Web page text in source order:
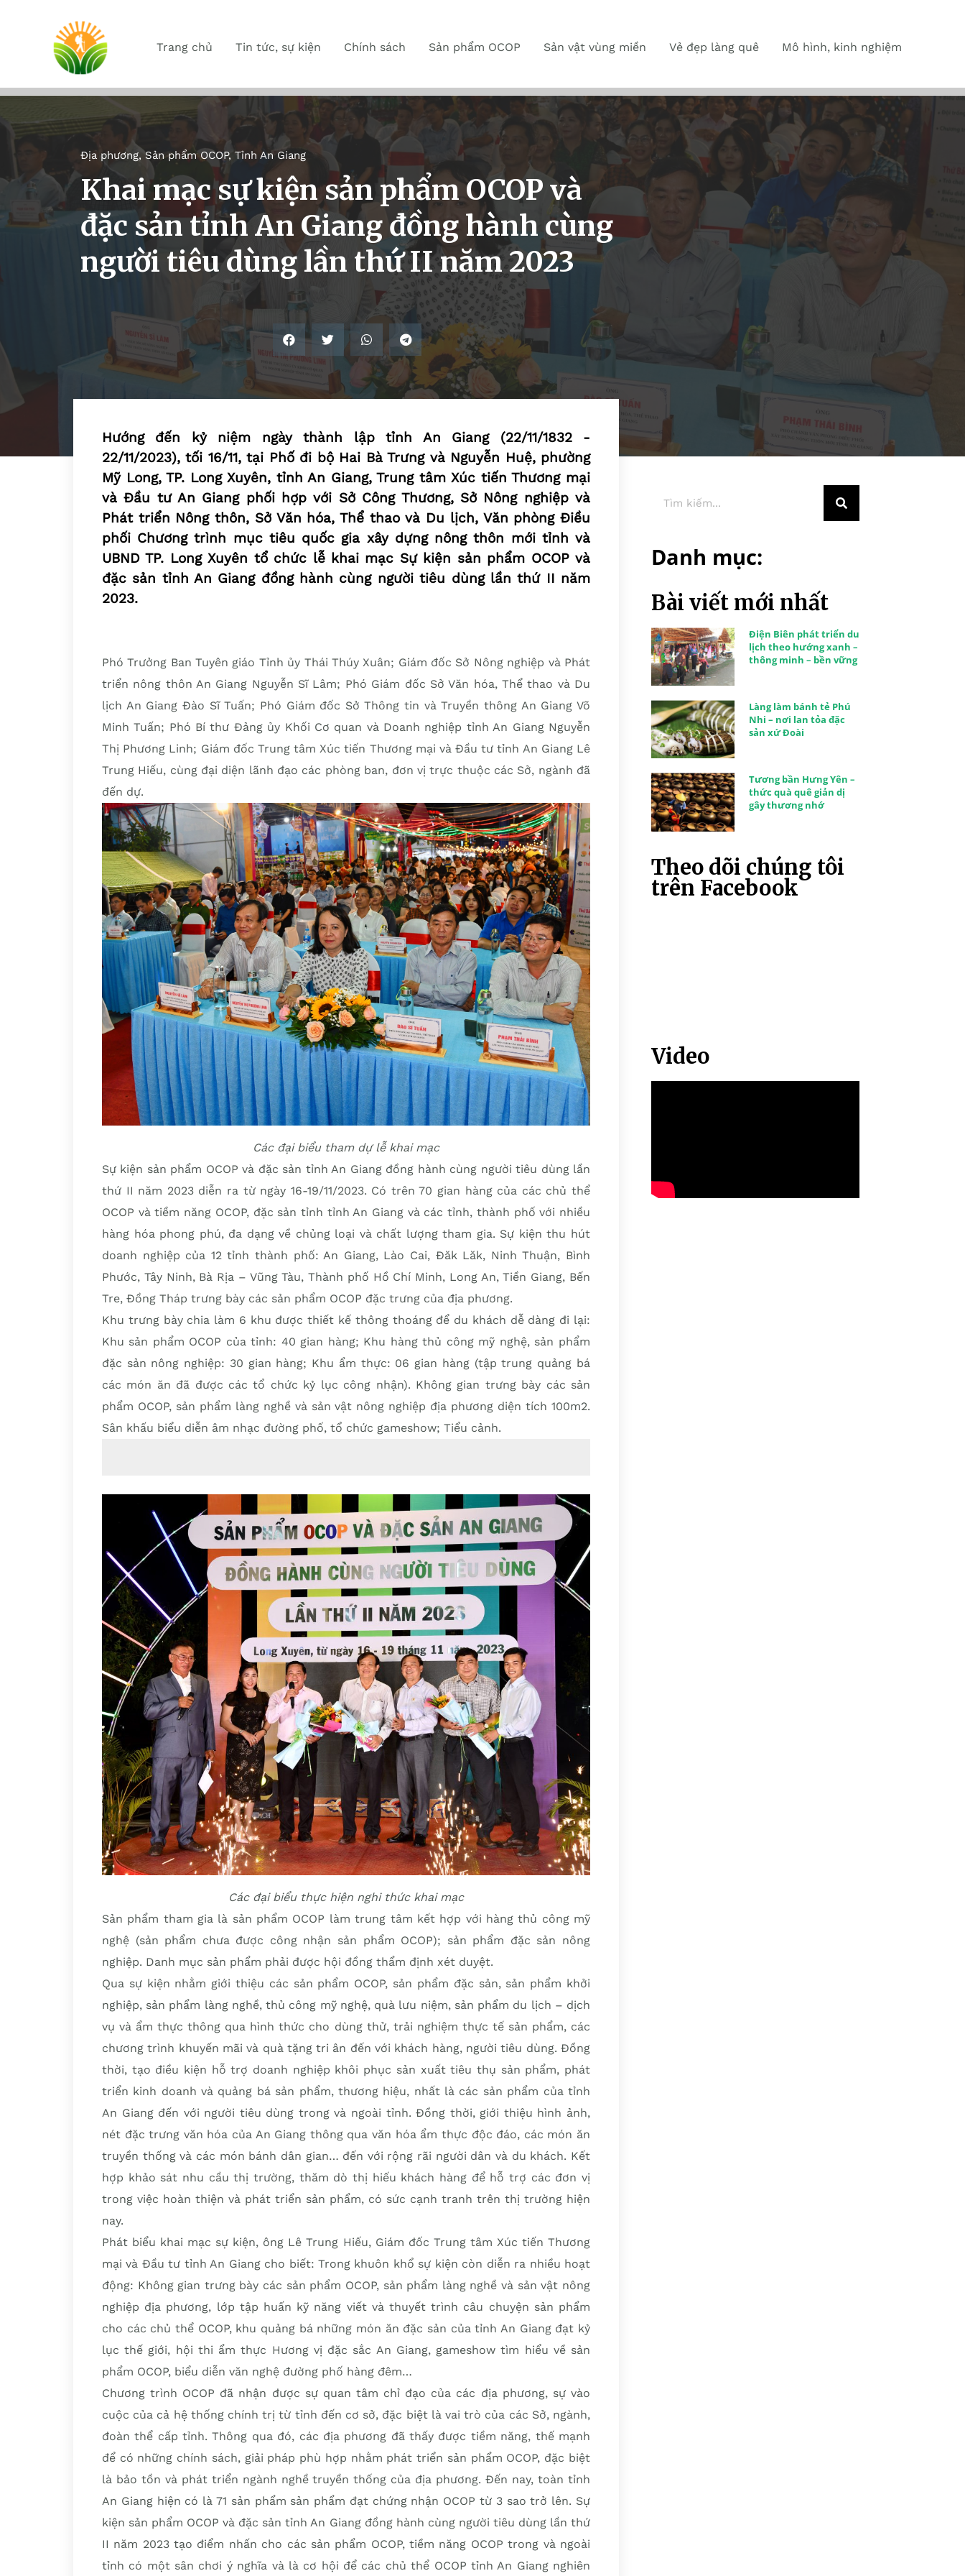
Trang chủ Tin tức, sự kiện Chính sách Sản phẩm OCOP Sản vật vùng miền Vẻ đẹp làng quê Mô hình, kinh nghiệm
Địa phương,Sản phẩm OCOP, Tỉnh An Giang
Khai mạc sự kiện sản phẩm OCOP và
đặc sản tỉnh An Giang đồng hành cùng
người tiêu dùng lần thứ II năm 2023
Hướng đến kỷ niệm ngày thành lập tỉnh An Giang (22/11/1832 -
22/11/2023), tối 16/11, tại Phố đi bộ Hai Bà Trưng và Nguyễn Huệ, phường
Mỹ Long, TP. Long Xuyên, tỉnh An Giang, Trung tâm Xúc tiến Thương mại
và Đầu tư An Giang phối hợp với Sở Công Thương, Sở Nông nghiệp và
Phát triển Nông thôn, Sở Văn hóa, Thể thao và Du lịch, Văn phòng Điều
phối Chương trình mục tiêu quốc gia xây dựng nông thôn mới tỉnh và
UBND TP. Long Xuyên tổ chức lễ khai mạc Sự kiện sản phẩm OCOP và
đặc sản tỉnh An Giang đồng hành cùng người tiêu dùng lần thứ II năm
2023.
Phó Trưởng Ban Tuyên giáo Tỉnh ủy Thái Thúy Xuân; Giám đốc Sở Nông nghiệp và Phát
triển nông thôn An Giang Nguyễn Sĩ Lâm; Phó Giám đốc Sở Văn hóa, Thể thao và Du
lịch An Giang Đào Sĩ Tuấn; Phó Giám đốc Sở Thông tin và Truyền thông An Giang Võ
Minh Tuấn; Phó Bí thư Đảng ủy Khối Cơ quan và Doanh nghiệp tỉnh An Giang Nguyễn
Thị Phương Linh; Giám đốc Trung tâm Xúc tiến Thương mại và Đầu tư tỉnh An Giang Lê
Trung Hiếu, cùng đại diện lãnh đạo các phòng ban, đơn vị trực thuộc các Sở, ngành đã
đến dự.
Các đại biểu tham dự lễ khai mạc
Sự kiện sản phẩm OCOP và đặc sản tỉnh An Giang đồng hành cùng người tiêu dùng lần
thứ II năm 2023 diễn ra từ ngày 16-19/11/2023. Có trên 70 gian hàng của các chủ thể
OCOP và tiềm năng OCOP, đặc sản tỉnh tỉnh An Giang và các tỉnh, thành phố với nhiều
hàng hóa phong phú, đa dạng về chủng loại và chất lượng tham gia. Sự kiện thu hút
doanh nghiệp của 12 tỉnh thành phố: An Giang, Lào Cai, Đăk Lăk, Ninh Thuận, Bình
Phước, Tây Ninh, Bà Rịa – Vũng Tàu, Thành phố Hồ Chí Minh, Long An, Tiền Giang, Bến
Tre, Đồng Tháp trưng bày các sản phẩm OCOP đặc trưng của địa phương.
Khu trưng bày chia làm 6 khu được thiết kế thông thoáng để du khách dễ dàng đi lại:
Khu sản phẩm OCOP của tỉnh: 40 gian hàng; Khu hàng thủ công mỹ nghệ, sản phẩm
đặc sản nông nghiệp: 30 gian hàng; Khu ẩm thực: 06 gian hàng (tập trung quảng bá
các món ăn đã được các tổ chức kỷ lục công nhận). Không gian trưng bày các sản
phẩm OCOP, sản phẩm làng nghề và sản vật nông nghiệp địa phương diện tích 100m2.
Sân khấu biểu diễn âm nhạc đường phố, tổ chức gameshow; Tiểu cảnh.
Các đại biểu thực hiện nghi thức khai mạc
Sản phẩm tham gia là sản phẩm OCOP làm trung tâm kết hợp với hàng thủ công mỹ
nghệ (sản phẩm chưa được công nhận sản phẩm OCOP); sản phẩm đặc sản nông
nghiệp. Danh mục sản phẩm phải được hội đồng thẩm định xét duyệt.
Qua sự kiện nhằm giới thiệu các sản phẩm OCOP, sản phẩm đặc sản, sản phẩm khởi
nghiệp, sản phẩm làng nghề, thủ công mỹ nghệ, quà lưu niệm, sản phẩm du lịch – dịch
vụ và ẩm thực thông qua hình thức cho dùng thử, trải nghiệm thực tế sản phẩm, các
chương trình khuyến mãi và quà tặng tri ân đến với khách hàng, người tiêu dùng. Đồng
thời, tạo điều kiện hỗ trợ doanh nghiệp khôi phục sản xuất tiêu thụ sản phẩm, phát
triển kinh doanh và quảng bá sản phẩm, thương hiệu, nhất là các sản phẩm của tỉnh
An Giang đến với người tiêu dùng trong và ngoài tỉnh. Đồng thời, giới thiệu hình ảnh,
nét đặc trưng văn hóa của An Giang thông qua văn hóa ẩm thực độc đáo, các món ăn
truyền thống và các món bánh dân gian… đến với rộng rãi người dân và du khách. Kết
hợp khảo sát nhu cầu thị trường, thăm dò thị hiếu khách hàng để hỗ trợ các đơn vị
trong việc hoàn thiện và phát triển sản phẩm, có sức cạnh tranh trên thị trường hiện
nay.
Phát biểu khai mạc sự kiện, ông Lê Trung Hiếu, Giám đốc Trung tâm Xúc tiến Thương
mại và Đầu tư tỉnh An Giang cho biết: Trong khuôn khổ sự kiện còn diễn ra nhiều hoạt
động: Không gian trưng bày các sản phẩm OCOP, sản phẩm làng nghề và sản vật nông
nghiệp địa phương, lớp tập huấn kỹ năng viết và thuyết trình câu chuyện sản phẩm
cho các chủ thể OCOP, khu quảng bá những món ăn đặc sản của tỉnh An Giang đạt kỷ
lục thế giới, hội thi ẩm thực Hương vị đặc sắc An Giang, gameshow tìm hiểu về sản
phẩm OCOP, biểu diễn văn nghệ đường phố hàng đêm…
Chương trình OCOP đã nhận được sự quan tâm chỉ đạo của các địa phương, sự vào
cuộc của cả hệ thống chính trị từ tỉnh đến cơ sở, đặc biệt là vai trò của các Sở, ngành,
đoàn thể cấp tỉnh. Thông qua đó, các địa phương đã thấy được tiềm năng, thế mạnh
để có những chính sách, giải pháp phù hợp nhằm phát triển sản phẩm OCOP, đặc biệt
là bảo tồn và phát triển ngành nghề truyền thống của địa phương. Đến nay, toàn tỉnh
An Giang hiện có là 71 sản phẩm sản phẩm đạt chứng nhận OCOP từ 3 sao trở lên. Sự
kiện sản phẩm OCOP và đặc sản tỉnh An Giang đồng hành cùng người tiêu dùng lần thứ
II năm 2023 tạo điểm nhấn cho các sản phẩm OCOP, tiềm năng OCOP trong và ngoài
tỉnh có một sân chơi ý nghĩa và là cơ hội để các chủ thể OCOP tỉnh An Giang nghiên
Danh mục:
Bài viết mới nhất
Điện Biên phát triển du
lịch theo hướng xanh –
thông minh – bền vững
Làng làm bánh tẻ Phú
Nhi – nơi lan tỏa đặc
sản xứ Đoài
Tương bần Hưng Yên –
thức quà quê giản dị
gây thương nhớ
Theo dõi chúng tôi
trên Facebook
Video